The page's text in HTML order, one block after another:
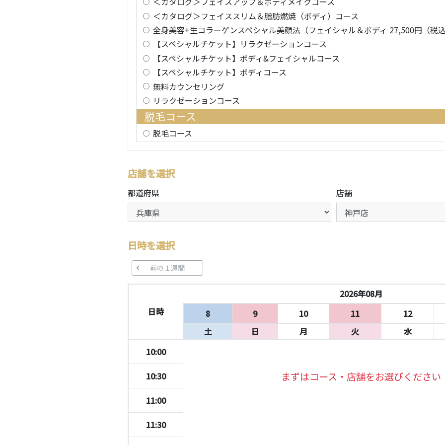
＜カタログ＞フェイススリム＆脂肪燃焼（ボディ）コース
全身美容+生コラーゲンスペシャル美顔法（フェイシャル＆ボディ 27,500円（税
【スペシャルチケット】リラクゼーションコース
【スペシャルチケット】ボディ&フェイシャルコース
【スペシャルチケット】ボディコース
無料カウンセリング
リラクゼーションコース
脱毛コース
脱毛コース
店舗を選択
都道府県 店舗
日時を選択
前の１週間
日時
2026年08月
8
9 10 11
12
土
日 月 火
水
10:00
まずはコース・店舗をお選びください
10:30
11:00
11:30